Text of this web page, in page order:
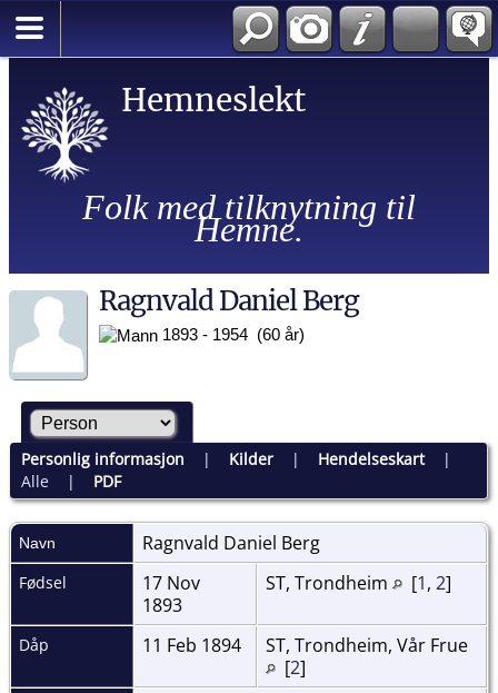
Hemneslekt
Folk med tilknytning til
Hemne.
Ragnvald Daniel Berg
1893 - 1954 (60 år)
Personlig informasjon | Kilder| Hendelseskart|
Alle| PDF
Navn Ragnvald Daniel Berg
Fødsel
17 Nov
1893
ST, Trondheim [1, 2]
Dåp 11 Feb 1894
ST, Trondheim, Vår Frue
[2]